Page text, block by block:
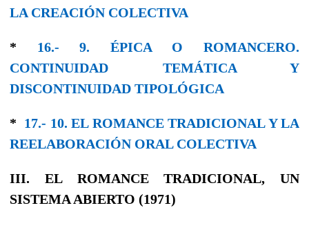
LA CREACIÓN COLECTIVA
* 16.- 9. ÉPICA O ROMANCERO.
CONTINUIDAD TEMÁTICA Y
DISCONTINUIDAD TIPOLÓGICA
* 17.- 10. EL ROMANCE TRADICIONAL Y LA
REELABORACIÓN ORAL COLECTIVA
III. EL ROMANCE TRADICIONAL, UN
SISTEMA ABIERTO (1971)